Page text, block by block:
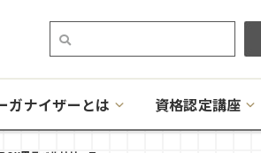
ガナイザーとは 資格認定講座